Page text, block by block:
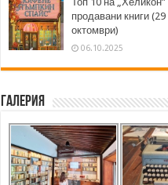
продавани книги
октомври)
06.10.2025
Галерия